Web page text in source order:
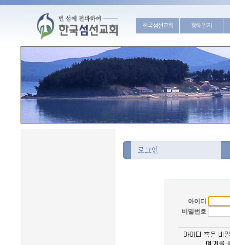
한국섬선교회 항해일지
아이디
비밀번호